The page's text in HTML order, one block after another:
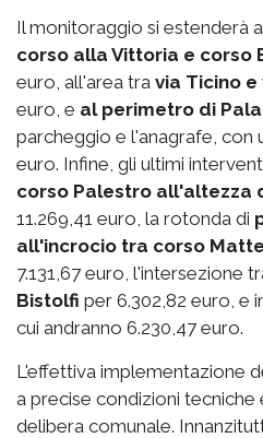
Il monitoraggio si estenderà
corso alla Vittoria e corso
euro, all'area tra via Ticino e
euro, e al perimetro di
parcheggio e l'anagrafe, con
euro. Infine, gli ultimi
corso Palestro all'altezza
11.269,41 euro, la rotonda di
all'incrocio tra corso
7.131,67 euro, l'intersezione
Bistolfi per 6.302,82 euro, e
cui andranno 6.230,47 euro.
L'effettiva implementazione
a precise condizioni
delibera comunale.